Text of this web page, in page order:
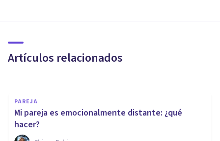
Artículos relacionados
importantes a tener en cuenta
PAREJA
Mi pareja es emocionalmente distante: ¿qué
hacer?